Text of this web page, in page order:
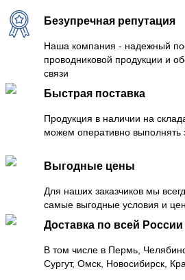
Безупречная репутация
Наша компания - надежный
проводниковой продукции и
связи
Быстрая поставка
Продукция в наличии на
можем оперативно выполнять
Выгодные цены
Для наших заказчиков мы
самые выгодные условия и
Доставка по всей России
В том числе в Пермь,
Сургут, Омск, Новосибирск,